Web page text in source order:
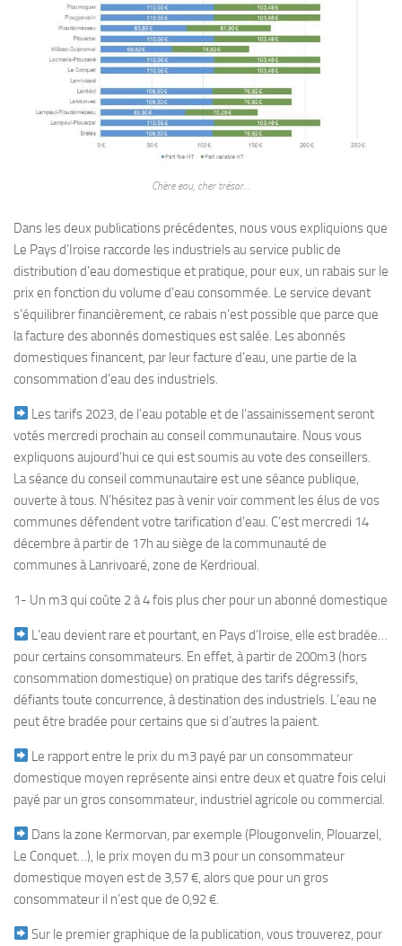
Chère eau, cher trésor…
Dans les deux publications précédentes, nous vous expliquions que
Le Pays d’Iroise raccorde les industriels au service public de
distribution d’eau domestique et pratique, pour eux, un rabais sur le
prix en fonction du volume d’eau consommée. Le service devant
s’équilibrer financièrement, ce rabais n’est possible que parce que
la facture des abonnés domestiques est salée. Les abonnés
domestiques financent, par leur facture d’eau, une partie de la
consommation d’eau des industriels.
Les tarifs 2023, de l’eau potable et de l’assainissement seront
votés mercredi prochain au conseil communautaire. Nous vous
expliquons aujourd’hui ce qui est soumis au vote des conseillers.
La séance du conseil communautaire est une séance publique,
ouverte à tous. N’hésitez pas à venir voir comment les élus de vos
communes défendent votre tarification d’eau. C’est mercredi 14
décembre à partir de 17h au siège de la communauté de
communes à Lanrivoaré, zone de Kerdrioual.
1- Un m3 qui coûte 2 à 4 fois plus cher pour un abonné domestique
L’eau devient rare et pourtant, en Pays d’Iroise, elle est bradée…
pour certains consommateurs. En effet, à partir de 200m3 (hors
consommation domestique) on pratique des tarifs dégressifs,
défiants toute concurrence, à destination des industriels. L’eau ne
peut être bradée pour certains que si d’autres la paient.
Le rapport entre le prix du m3 payé par un consommateur
domestique moyen représente ainsi entre deux et quatre fois celui
payé par un gros consommateur, industriel agricole ou commercial.
Dans la zone Kermorvan, par exemple (Plougonvelin, Plouarzel,
Le Conquet…), le prix moyen du m3 pour un consommateur
domestique moyen est de 3,57 €, alors que pour un gros
consommateur il n’est que de 0,92 €.
Sur le premier graphique de la publication, vous trouverez, pour